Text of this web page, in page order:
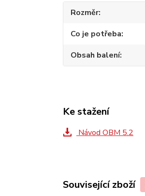
Rozměr
Co je potřeba
Obsah balení
Ke stažení
Návod OBM 5.2
Související zboží